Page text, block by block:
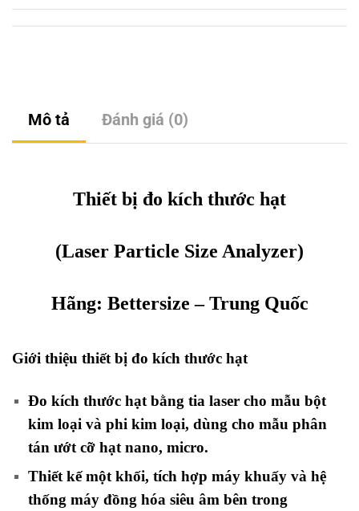
Mô tả Đánh giá (0)
Thiết bị đo kích thước hạt
(Laser Particle Size Analyzer)
Hãng: Bettersize – Trung Quốc
Giới thiệu thiết bị đo kích thước hạt
Đo kích thước hạt bằng tia laser cho mẫu bột
kim loại và phi kim loại, dùng cho mẫu phân
tán ướt cỡ hạt nano, micro.
Thiết kế một khối, tích hợp máy khuấy và hệ
thống máy đồng hóa siêu âm bên trong